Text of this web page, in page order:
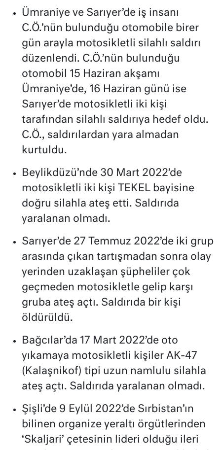
Ümraniye ve Sarıyer’de iş insanı
C.Ö.’nün bulunduğu otomobile birer
gün arayla motosikletli silahlı saldırı
düzenlendi. C.Ö.’nün bulunduğu
otomobil 15 Haziran akşamı
Ümraniye’de, 16 Haziran günü ise
Sarıyer’de motosikletli iki kişi
tarafından silahlı saldırıya hedef oldu.
C.Ö., saldırılardan yara almadan
kurtuldu.
Beylikdüzü’nde 30 Mart 2022’de
motosikletli iki kişi TEKEL bayisine
doğru silahla ateş etti. Saldırıda
yaralanan olmadı.
Sarıyer’de 27 Temmuz 2022’de iki grup
arasında çıkan tartışmadan sonra olay
yerinden uzaklaşan şüpheliler çok
geçmeden motosikletle gelip karşı
gruba ateş açtı. Saldırıda bir kişi
öldürüldü.
Bağcılar’da 17 Mart 2022’de oto
yıkamaya motosikletli kişiler AK-47
(Kalaşnikof) tipi uzun namlulu silahla
ateş açtı. Saldırıda yaralanan olmadı.
Şişli’de 9 Eylül 2022’de Sırbistan’ın
bilinen organize yeraltı örgütlerinden
‘Skaljari’ çetesinin lideri olduğu ileri